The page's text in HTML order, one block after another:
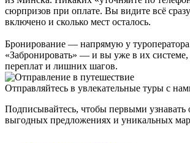
сюрпризов при оплате. Вы видите всё
включено и сколько мест осталось.
Бронирование — напрямую у
«Забронировать» — и вы уже в их системе,
переплат и лишних шагов.
Отправляйтесь в увлекательные туры с
Подписывайтесь, чтобы первыми узнавать
выгодных предложениях и уникальных